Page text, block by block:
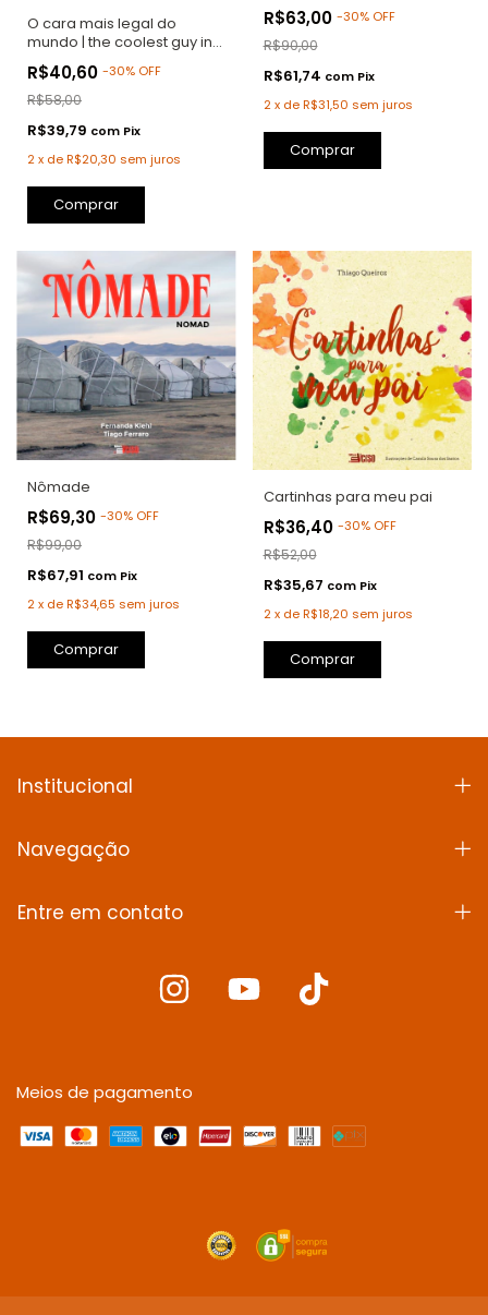
O cara mais legal do
mundo | the coolest guy in
the world
R$40,60 -30% OFF
R$58,00
R$39,79 com Pix
2x deR$20,30 sem juros
Comprar
R$63,00 -30% OFF
R$90,00
R$61,74 com Pix
2 x deR$31,50 sem juros
Comprar
Nômade
R$69,30 -30% OFF
R$99,00
R$67,91 com Pix
2x deR$34,65 sem juros
Comprar
Cartinhas para meu pai
R$36,40 -30% OFF
R$52,00
R$35,67 com Pix
2 x deR$18,20 sem juros
Comprar
Institucional
Navegação
Entre em contato
Meios de pagamento